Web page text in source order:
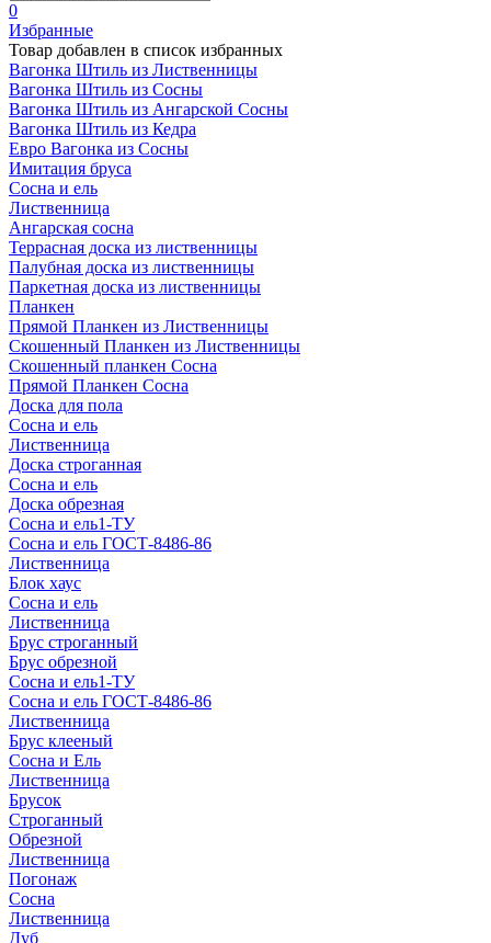
0
Избранные
Товар добавлен в список избранных
Вагонка Штиль из Лиственницы
Вагонка Штиль из Сосны
Вагонка Штиль из Ангарской Сосны
Вагонка Штиль из Кедра
Евро Вагонка из Сосны
Имитация бруса
Сосна и ель
Лиственница
Ангарская сосна
Террасная доска из лиственницы
Палубная доска из лиственницы
Паркетная доска из лиственницы
Планкен
Прямой Планкен из Лиственницы
Скошенный Планкен из Лиственницы
Скошенный планкен Сосна
Прямой Планкен Сосна
Доска для пола
Сосна и ель
Лиственница
Доска строганная
Сосна и ель
Доска обрезная
Сосна и ель1-ТУ
Сосна и ель ГОСТ-8486-86
Лиственница
Блок хаус
Сосна и ель
Лиственница
Брус строганный
Брус обрезной
Сосна и ель1-ТУ
Сосна и ель ГОСТ-8486-86
Лиственница
Брус клееный
Сосна и Ель
Лиственница
Брусок
Строганный
Обрезной
Лиственница
Погонаж
Сосна
Лиственница
Дуб